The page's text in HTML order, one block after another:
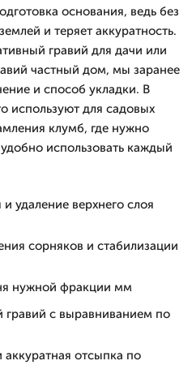
основания, ведь без
и теряет аккуратность.
гравий для дачи или
частный дом, мы заранее
и способ укладки. В
используют для садовых
клумб, где нужно
использовать каждый
удаление верхнего слоя
сорняков и стабилизации
нужной фракции мм
гравий с выравниванием по
отсыпка по